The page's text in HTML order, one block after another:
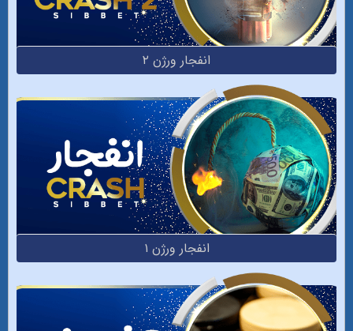
انفجار ورژن ۲
انفجار ورژن ۱